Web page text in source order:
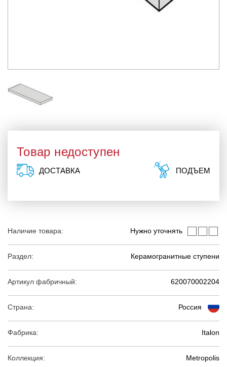
Наличие товара: Нужно уточнять
Раздел: Керамогранитные ступени
Артикул фабричный: 620070002204
Страна: Россия
Фабрика: Italon
Коллекция: Metropolis
Товар недоступен
ДОСТАВКА ПОДЪЕМ